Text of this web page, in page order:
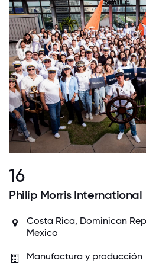
16
Philip Morris International
Costa Rica, Dominican
Mexico
Manufactura y producción